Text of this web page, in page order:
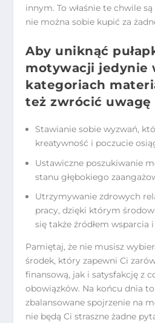
innym. To właśnie te chwile
nie można sobie kupić za
Aby uniknąć
motywacji jedynie
kategoriach
też zwrócić uwagę
Stawianie sobie wyzwań,
kreatywność i poczucie
Ustawiczne poszukiwanie
stanu głębokiego
Utrzymywanie zdrowych
pracy, dzięki którym
się także źródłem wsparcia
Pamiętaj, że nie musisz
środek, który zapewni Ci
finansową, jak i satysfakcję z
obowiązków. Na końcu dnia to
zbalansowane spojrzenie na
nie będą Ci straszne żadne